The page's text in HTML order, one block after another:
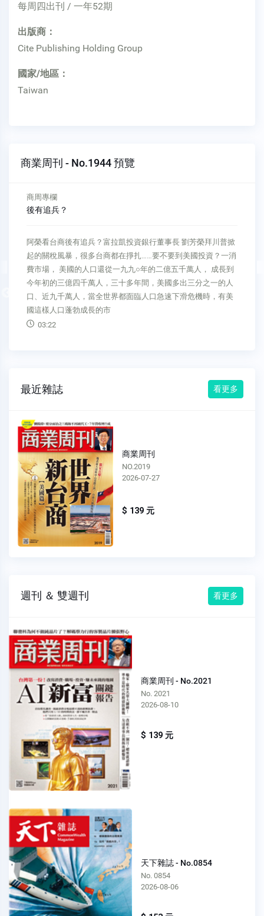
每周四出刊 / 一年52期
出版商：
Cite Publishing Holding Group
國家/地區：
Taiwan
商業周刊 - No.1944 預覽
Previous
商周專欄
後有追兵？
阿榮看台商後有追兵？富拉凱投資銀行董事長 劉芳榮拜川普掀
起的關稅風暴，很多台商都在掙扎……要不要到美國投資？一消
費市場， 美國的人口還從一九九○年的二億五千萬人， 成長到
今年初的三億四千萬人，三十多年間，美國多出三分之一的人
口、近九千萬人，當全世界都面臨人口急速下滑危機時，有美
國這樣人口蓬勃成長的市
03:22
最近雜誌 看更多
商業周刊
NO.2019
2026-07-27
$ 139 元
週刊 ＆ 雙週刊 看更多
商業周刊 - No.2021
No. 2021
2026-08-10
$ 139 元
天下雜誌 - No.0854
No. 0854
2026-08-06